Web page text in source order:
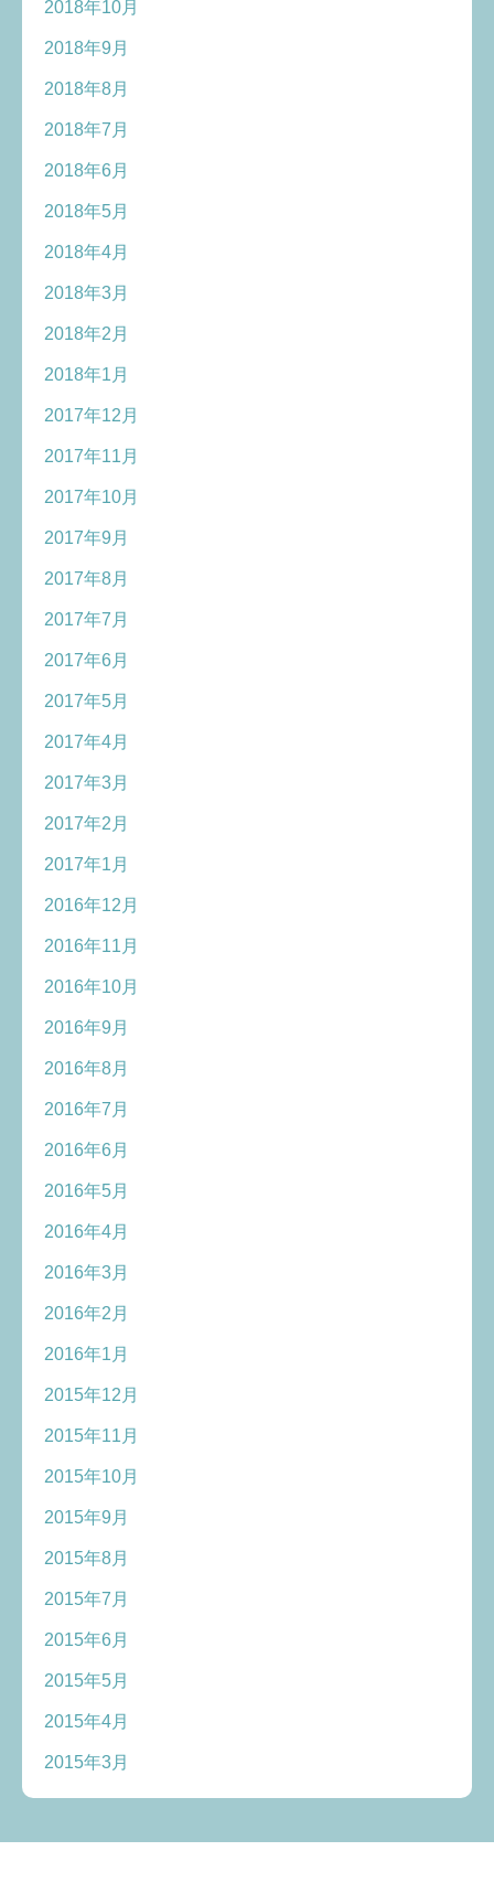
2018年10月
2018年9月
2018年8月
2018年7月
2018年6月
2018年5月
2018年4月
2018年3月
2018年2月
2018年1月
2017年12月
2017年11月
2017年10月
2017年9月
2017年8月
2017年7月
2017年6月
2017年5月
2017年4月
2017年3月
2017年2月
2017年1月
2016年12月
2016年11月
2016年10月
2016年9月
2016年8月
2016年7月
2016年6月
2016年5月
2016年4月
2016年3月
2016年2月
2016年1月
2015年12月
2015年11月
2015年10月
2015年9月
2015年8月
2015年7月
2015年6月
2015年5月
2015年4月
2015年3月